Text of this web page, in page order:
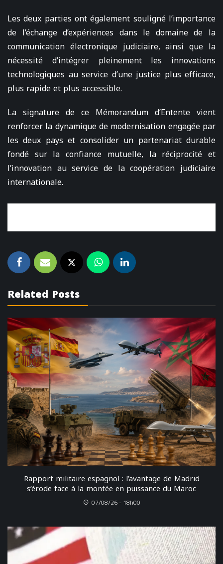
Les deux parties ont également souligné l’importance
de l’échange d’expériences dans le domaine de la
communication électronique judiciaire, ainsi que la
nécessité d’intégrer pleinement les innovations
technologiques au service d’une justice plus efficace,
plus rapide et plus accessible.
La signature de ce Mémorandum d’Entente vient
renforcer la dynamique de modernisation engagée par
les deux pays et consolider un partenariat durable
fondé sur la confiance mutuelle, la réciprocité et
l’innovation au service de la coopération judiciaire
internationale.
Related Posts
Rapport militaire espagnol : l’avantage de Madrid
s’érode face à la montée en puissance du Maroc
07/08/26 - 18h00